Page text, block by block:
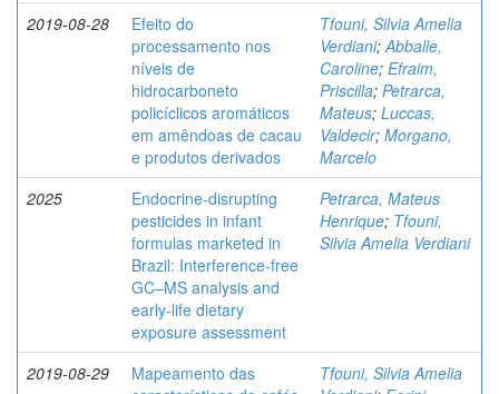
2019-08-28
Efeito do
processamento nos
níveis de
hidrocarboneto
policíclicos aromáticos
em amêndoas de cacau
e produtos derivados
Tfouni, Silvia Amelia
Verdiani;Abballe,
Caroline; Efraim,
Priscilla; Petrarca,
Mateus; Luccas,
Valdecir; Morgano,
Marcelo
2025
Endocrine-disrupting
pesticides in infant
formulas marketed in
Brazil: Interference-free
GC–MS analysis and
early-life dietary
exposure assessment
Petrarca, Mateus
Henrique; Tfouni,
Silvia Amelia Verdiani
2019-08-29
Mapeamento das
Tfouni, Silvia Amelia